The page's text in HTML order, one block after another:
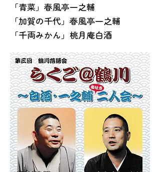
「青菜」春風亭一之輔
「加賀の千代」春風亭一之輔
「千両みかん」桃月庵白酒